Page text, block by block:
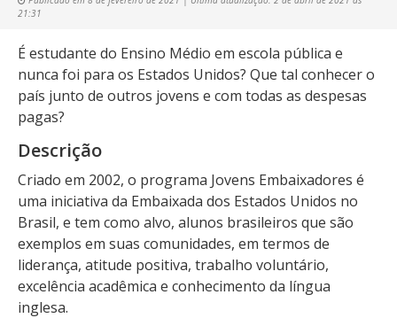
21:31
É estudante do Ensino Médio em escola pública e
nunca foi para os Estados Unidos? Que tal conhecer o
país junto de outros jovens e com todas as despesas
pagas?
Descrição
Criado em 2002, o programa Jovens Embaixadores é
uma iniciativa da Embaixada dos Estados Unidos no
Brasil, e tem como alvo, alunos brasileiros que são
exemplos em suas comunidades, em termos de
liderança, atitude positiva, trabalho voluntário,
excelência acadêmica e conhecimento da língua
inglesa.